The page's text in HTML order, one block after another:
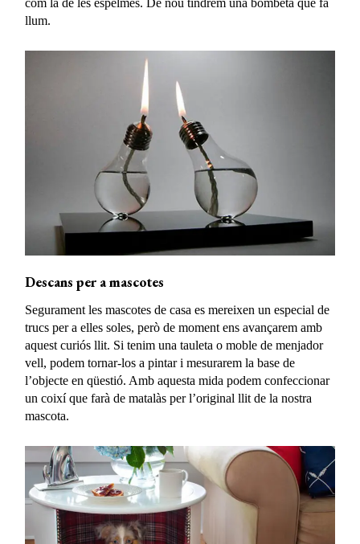
com la de les espelmes. De nou tindrem una bombeta que fa
llum.
Descans per a mascotes
Segurament les mascotes de casa es mereixen un especial de
trucs per a elles soles, però de moment ens avançarem amb
aquest curiós llit. Si tenim una tauleta o moble de menjador
vell, podem tornar-los a pintar i mesurarem la base de
l’objecte en qüestió. Amb aquesta mida podem confeccionar
un coixí que farà de matalàs per l’original llit de la nostra
mascota.